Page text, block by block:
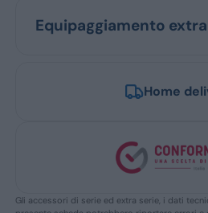
Equipaggiamento extra
Home
Gli accessori di serie ed extra serie, i dati